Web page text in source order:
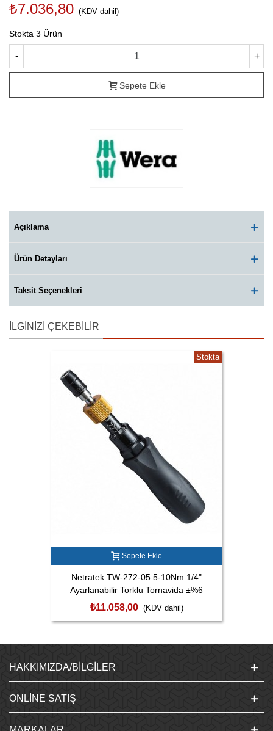
₺7.036,80 (KDV dahil)
Stokta 3 Ürün
- +
Sepete Ekle
Açıklama
Ürün Detayları
Taksit Seçenekleri
İLGINIZI ÇEKEBILIR
Stokta
Sepete Ekle
Netratek TW-272-05 5-10Nm 1/4"
Ayarlanabilir Torklu Tornavida ±%6
₺11.058,00 (KDV dahil)
HAKKIMIZDA/BILGILER
ONLINE SATIŞ